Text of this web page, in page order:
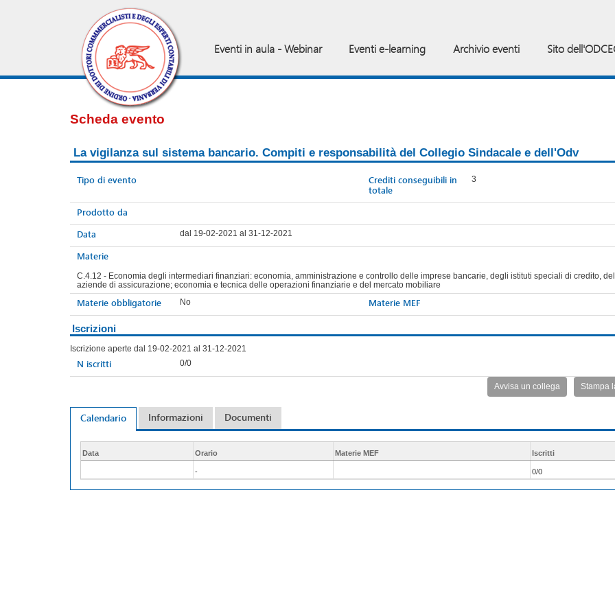
Eventi in aula - Webinar Eventi e-learning Archivio eventi Sito
Scheda evento
La vigilanza sul sistema bancario. Compiti e responsabilità del Collegio Sindacale e dell'Odv
Tipo di evento
Crediti conseguibili in
totale
3
Prodotto da
Data
dal 19-02-2021 al 31-12-2021
Materie
C.4.12 - Economia degli intermediari finanziari: economia, amministrazione e controllo delle imprese bancarie, degli istituti speciali di credito,
aziende di assicurazione; economia e tecnica delle operazioni finanziarie e del mercato mobiliare
Materie obbligatorie No Materie MEF
Iscrizioni
Iscrizione aperte dal 19-02-2021 al 31-12-2021
N iscritti 0/0
Stampa
Avvisa un collega
Calendario Informazioni Documenti
Data Orario Materie MEF Iscritti
- 0/0